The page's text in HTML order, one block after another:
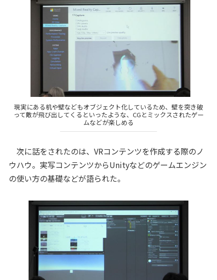
現実にある机や壁などもオブジェクト化しているため、壁を突き破
って敵が飛び出してくるといったような、CGとミックスされたゲー
ムなどが楽しめる
次に話をされたのは、VRコンテンツを作成する際のノ
ウハウ。実写コンテンツからUnityなどのゲームエンジン
の使い方の基礎などが語られた。